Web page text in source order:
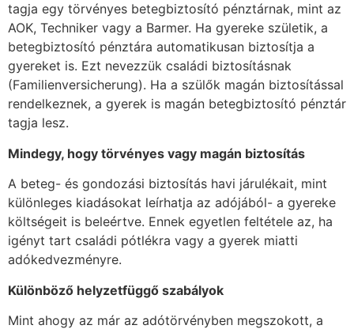
tagja egy törvényes betegbiztosító pénztárnak, mint az
AOK, Techniker vagy a Barmer. Ha gyereke születik, a
betegbiztosító pénztára automatikusan biztosítja a
gyereket is. Ezt nevezzük családi biztosításnak
(Familienversicherung). Ha a szülők magán biztosítással
rendelkeznek, a gyerek is magán betegbiztosító pénztár
tagja lesz.
Mindegy, hogy törvényes vagy magán biztosítás
A beteg- és gondozási biztosítás havi járulékait, mint
különleges kiadásokat leírhatja az adójából- a gyereke
költségeit is beleértve. Ennek egyetlen feltétele az, ha
igényt tart családi pótlékra vagy a gyerek miatti
adókedvezményre.
Különböző helyzetfüggő szabályok
Mint ahogy az már az adótörvényben megszokott, a